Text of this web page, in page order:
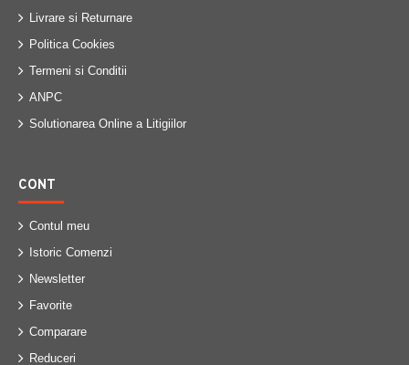
Livrare si Returnare
Politica Cookies
Termeni si Conditii
ANPC
Solutionarea Online a Litigiilor
CONT
Contul meu
Istoric Comenzi
Newsletter
Favorite
Comparare
Reduceri